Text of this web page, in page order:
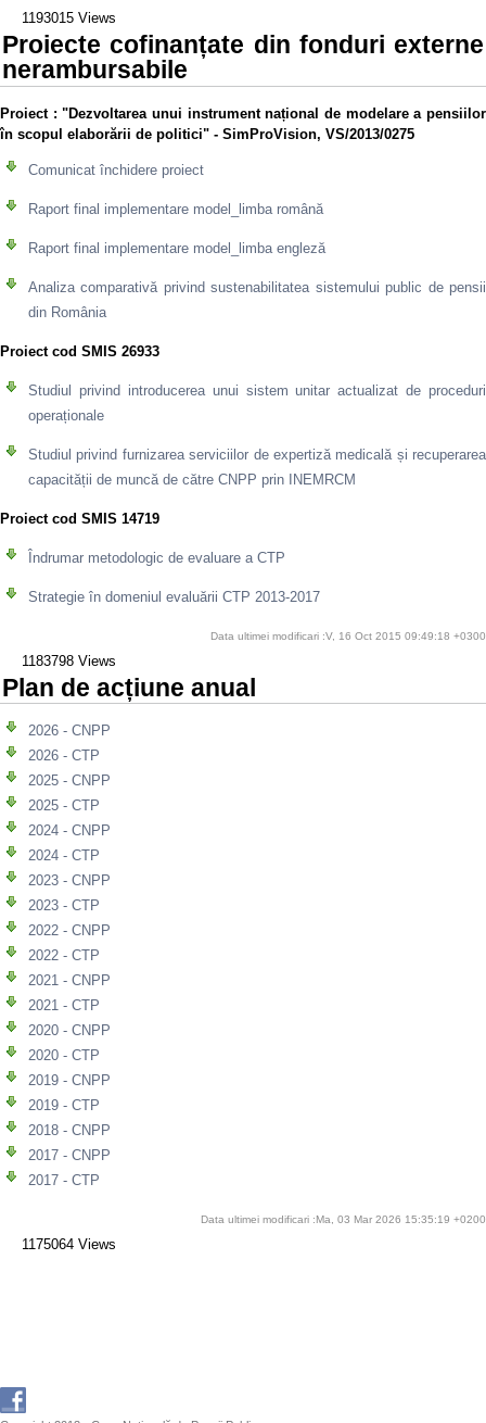
1193015 Views
Proiecte cofinanțate din fonduri externe
nerambursabile
Proiect : "Dezvoltarea unui instrument național de modelare a pensiilor
în scopul elaborării de politici" - SimProVision, VS/2013/0275
Comunicat închidere proiect
Raport final implementare model_limba română
Raport final implementare model_limba engleză
Analiza comparativă privind sustenabilitatea sistemului public de pensii
din România
Proiect cod SMIS 26933
Studiul privind introducerea unui sistem unitar actualizat de proceduri
operaționale
Studiul privind furnizarea serviciilor de expertiză medicală și recuperarea
capacității de muncă de către CNPP prin INEMRCM
Proiect cod SMIS 14719
Îndrumar metodologic de evaluare a CTP
Strategie în domeniul evaluării CTP 2013-2017
Data ultimei modificari :V, 16 Oct 2015 09:49:18 +0300
1183798 Views
Plan de acțiune anual
2026 - CNPP
2026 - CTP
2025 - CNPP
2025 - CTP
2024 - CNPP
2024 - CTP
2023 - CNPP
2023 - CTP
2022 - CNPP
2022 - CTP
2021 - CNPP
2021 - CTP
2020 - CNPP
2020 - CTP
2019 - CNPP
2019 - CTP
2018 - CNPP
2017 - CNPP
2017 - CTP
Data ultimei modificari :Ma, 03 Mar 2026 15:35:19 +0200
1175064 Views